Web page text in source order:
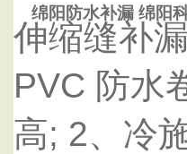
绵阳防水补漏 绵阳
伸缩缝补漏
PVC 防水
高; 2、冷